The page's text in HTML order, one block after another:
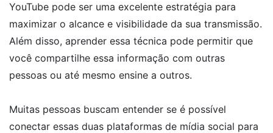
YouTube pode ser uma excelente estratégia para
maximizar o alcance e visibilidade da sua transmissão.
Além disso, aprender essa técnica pode permitir que
você compartilhe essa informação com outras
pessoas ou até mesmo ensine a outros.
Muitas pessoas buscam entender se é possível
conectar essas duas plataformas de mídia social para